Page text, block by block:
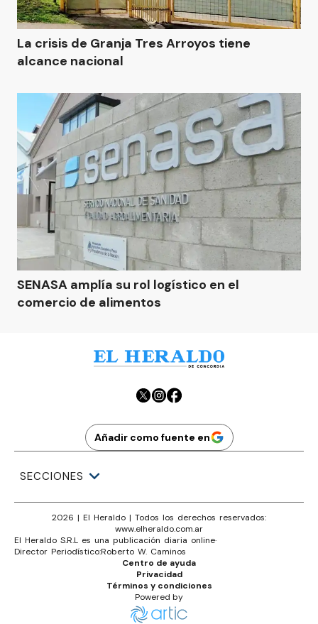
La crisis de Granja Tres Arroyos tiene
alcance nacional
SENASA amplía su rol logístico en el
comercio de alimentos
Añadir como fuente en
SECCIONES
2026 | El Heraldo | Todos los derechos reservados:
www.elheraldo.com.ar
El Heraldo S.R.L es una publicación diaria online·
Director Periodístico:Roberto W. Caminos
Términos y condiciones
Privacidad
Centro de ayuda
Powered by